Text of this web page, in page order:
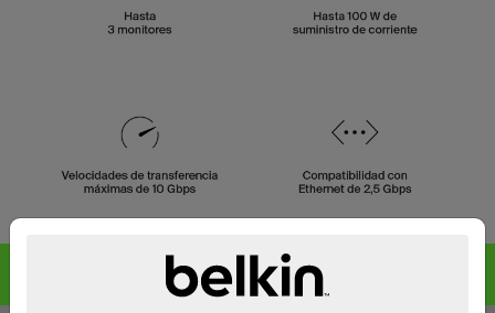
Empaquetado 100 % libre de plásticos.
Fabricado con productos de plástico reciclados.